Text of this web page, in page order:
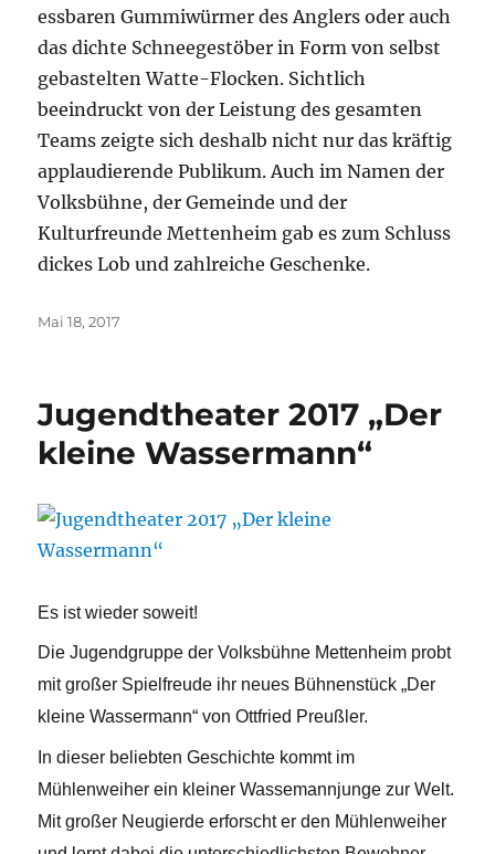
essbaren Gummiwürmer des Anglers oder auch
das dichte Schneegestöber in Form von selbst
gebastelten Watte-Flocken. Sichtlich
beeindruckt von der Leistung des gesamten
Teams zeigte sich deshalb nicht nur das kräftig
applaudierende Publikum. Auch im Namen der
Volksbühne, der Gemeinde und der
Kulturfreunde Mettenheim gab es zum Schluss
dickes Lob und zahlreiche Geschenke.
Veröffentlicht
Mai 18, 2017
Jugendtheater 2017 „Der
kleine Wassermann“
Es ist wieder soweit!
Die Jugendgruppe der Volksbühne Mettenheim probt
mit großer Spielfreude ihr neues Bühnenstück „Der
kleine Wassermann“ von Ottfried Preußler.
In dieser beliebten Geschichte kommt im
Mühlenweiher ein kleiner Wassemannjunge zur Welt.
Mit großer Neugierde erforscht er den Mühlenweiher